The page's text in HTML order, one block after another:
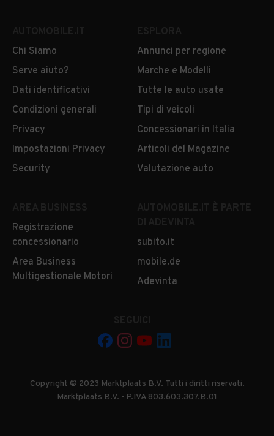
Chi Siamo
Serve aiuto?
Dati identificativi
Condizioni generali
Privacy
Impostazioni Privacy
Security
Annunci per regione
Marche e Modelli
Tutte le auto usate
Tipi di veicoli
Concessionari in Italia
Articoli del Magazine
Valutazione auto
Registrazione
concessionario
Area Business
Multigestionale Motori
subito.it
mobile.de
Adevinta
Copyright © 2023 Marktplaats B.V. Tutti i diritti riservati.
Marktplaats B.V. - P.IVA 803.603.307.B.01